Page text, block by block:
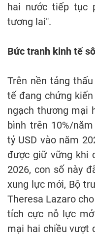
hai nước tiếp tục
tương lai".
Bức tranh kinh tế
Trên nền tảng
tế đang chứng
ngạch thương mại
bình trên 10%/
tỷ USD vào năm
được giữ vững khi
2026, con số này
xung lực mới, Bộ
Theresa Lazaro
tích cực nỗ lực
mại hai chiều vượt